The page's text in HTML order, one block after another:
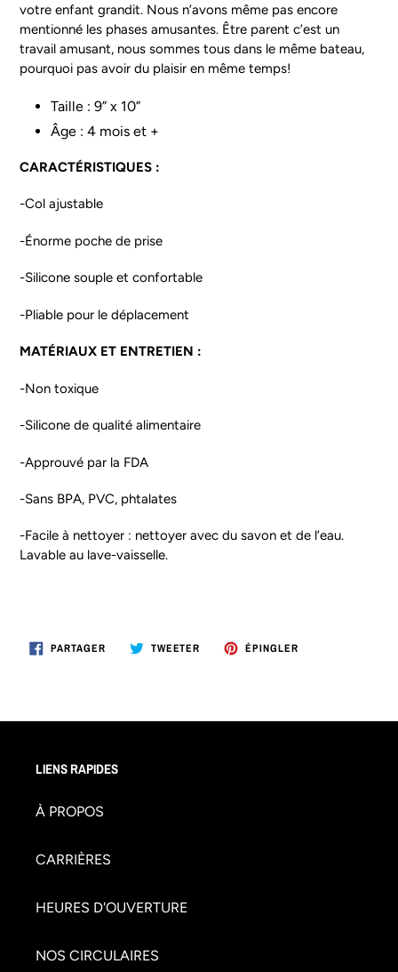
votre enfant grandit. Nous n’avons même pas encore
mentionné les phases amusantes. Être parent c’est un
travail amusant, nous sommes tous dans le même bateau,
pourquoi pas avoir du plaisir en même temps!
Taille : 9” x 10”
Âge : 4 mois et +
CARACTÉRISTIQUES :
-Col ajustable
-Énorme poche de prise
-Silicone souple et confortable
-Pliable pour le déplacement
MATÉRIAUX ET ENTRETIEN :
-Non toxique
-Silicone de qualité alimentaire
-Approuvé par la FDA
-Sans BPA, PVC, phtalates
-Facile à nettoyer : nettoyer avec du savon et de l’eau.
Lavable au lave-vaisselle.
PARTAGERPARTAGER
SUR
TWEETER TWEETERÉPINGLER
LIENS RAPIDES
À PROPOS
CARRIÈRES
HEURES D'OUVERTURE
NOS CIRCULAIRES